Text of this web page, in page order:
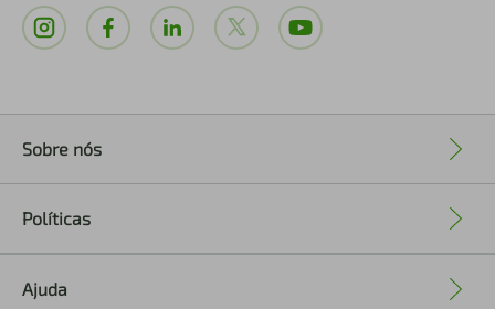
Sobre nós
Políticas
Ajuda